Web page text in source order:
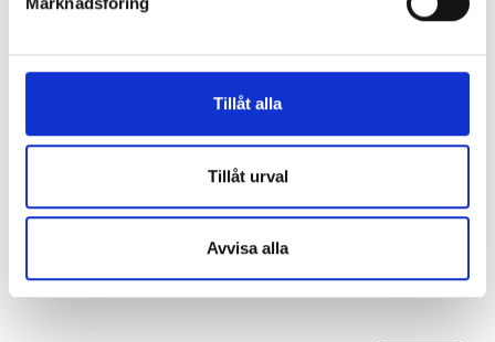
Tillåt alla
Tillåt urval
Avvisa alla
kul att gå på audition. Har du med dig någon vuxen, får
den personen vänta utanför så länge.
Anmälan via mail och ev frågor:
Maria Olofsson barn- och ungdomsproducent